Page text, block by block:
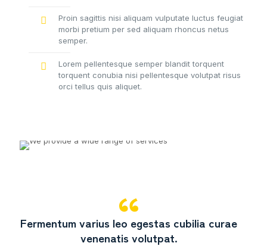
Proin sagittis nisi aliquam vulputate luctus feugiat
morbi pretium per sed aliquam rhoncus netus
semper.
Lorem pellentesque semper blandit torquent
torquent conubia nisi pellentesque volutpat risus
orci tellus quis aliquet.
Fermentum varius leo egestas cubilia curae
venenatis volutpat.